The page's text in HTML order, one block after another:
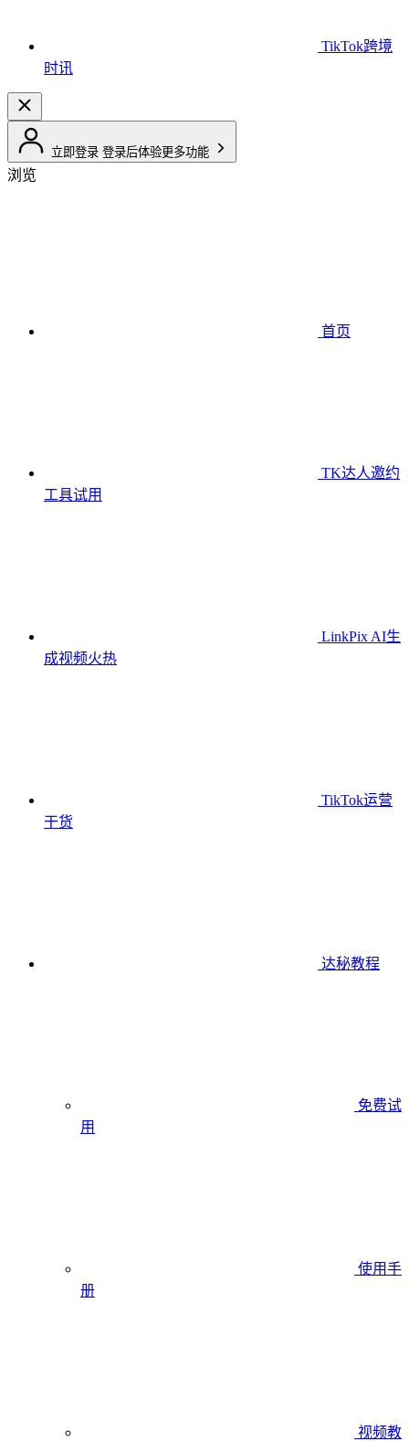
TikTok跨境
时讯
立即登录 登录后体验更多功能
浏览
首页
TK达人邀约
工具试用
LinkPix AI生
成视频火热
TikTok运营
干货
达秘教程
免费试
用
使用手
册
视频教